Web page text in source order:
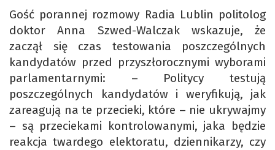
Gość porannej rozmowy Radia Lublin politolog
doktor Anna Szwed-Walczak wskazuje, że
zaczął się czas testowania poszczególnych
kandydatów przed przyszłorocznymi wyborami
parlamentarnymi: – Politycy testują
poszczególnych kandydatów i weryfikują, jak
zareagują na te przecieki, które – nie ukrywajmy
– są przeciekami kontrolowanymi, jaka będzie
reakcja twardego elektoratu, dziennikarzy, czy